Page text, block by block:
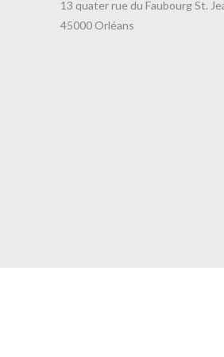
13 quater rue du Faubourg St.
45000 Orléans